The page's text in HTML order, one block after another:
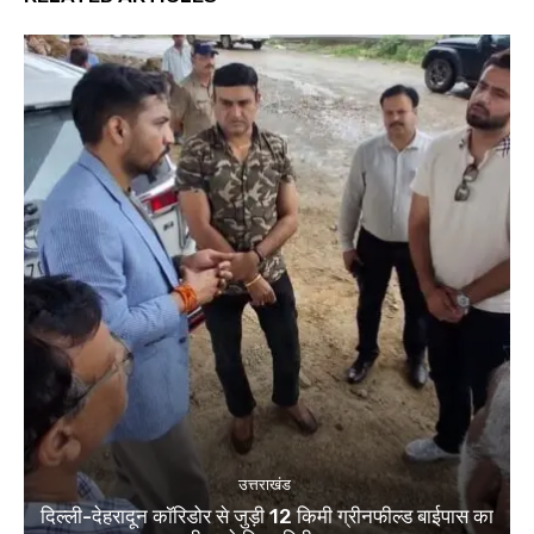
उत्तराखंड
दिल्ली-देहरादून कॉरिडोर से जुड़ी 12 किमी ग्रीनफील्ड बाईपास का